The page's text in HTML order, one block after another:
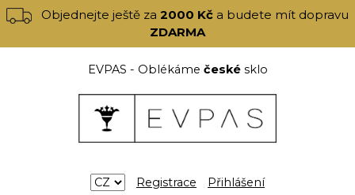
Objednejte ještě za2000 Kč a budete mít dopravu
ZDARMA
EVPAS - Oblékáme českésklo
Registrace Přihlášení